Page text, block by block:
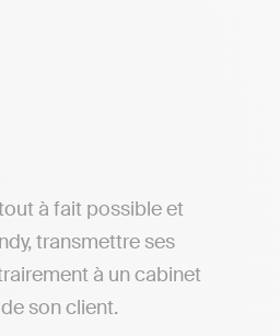
à fait possible et
transmettre ses
à un cabinet
son client.